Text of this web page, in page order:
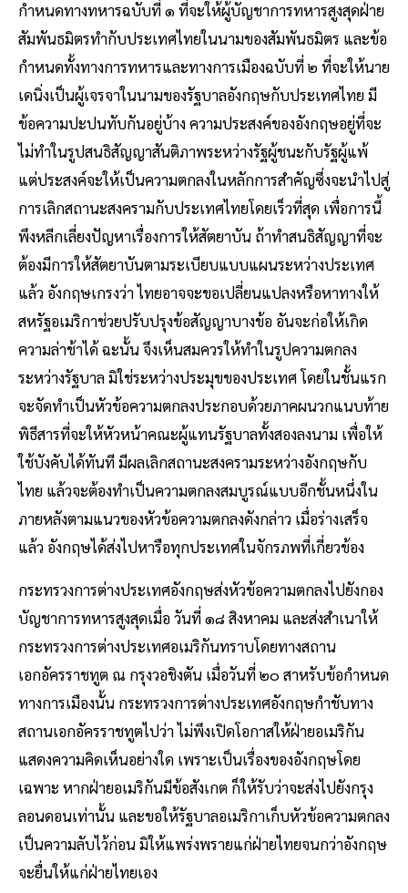
กำหนดทางทหารฉบับที่ ๑ ที่จะให้ผู้บัญชาการทหารสูงสุดฝ่าย
สัมพันธมิตรทำกับประเทศไทยในนามของสัมพันธมิตร และข้อ
กำหนดทั้งทางการทหารและทางการเมืองฉบับที่ ๒ ที่จะให้นาย
เดนิ่งเป็นผู้เจรจาในนามของรัฐบาลอังกฤษกับประเทศไทย มี
ข้อความปะปนทับกันอยู่บ้าง ความประสงค์ของอังกฤษอยู่ที่จะ
ไม่ทำในรูปสนธิสัญญาสันติภาพระหว่างรัฐผู้ชนะกับรัฐผู้แพ้
แต่ประสงค์จะให้เป็นความตกลงในหลักการสำคัญซึ่งจะนำไปสู่
การเลิกสถานะสงครามกับประเทศไทยโดยเร็วที่สุด เพื่อการนี้
พึงหลีกเลี่ยงปัญหาเรื่องการให้สัตยาบัน ถ้าทำสนธิสัญญาที่จะ
ต้องมีการให้สัตยาบันตามระเบียบแบบแผนระหว่างประเทศ
แล้ว อังกฤษเกรงว่า ไทยอาจจะขอเปลี่ยนแปลงหรือหาทางให้
สหรัฐอเมริกาช่วยปรับปรุงข้อสัญญาบางข้อ อันจะก่อให้เกิด
ความล่าช้าได้ ฉะนั้น จึงเห็นสมควรให้ทำในรูปความตกลง
ระหว่างรัฐบาล มิใช่ระหว่างประมุขของประเทศ โดยในชั้นแรก
จะจัดทำเป็นหัวข้อความตกลงประกอบด้วยภาคผนวกแนบท้าย
พิธีสารที่จะให้หัวหน้าคณะผู้แทนรัฐบาลทั้งสองลงนาม เพื่อให้
ใช้บังคับได้ทันที มีผลเลิกสถานะสงครามระหว่างอังกฤษกับ
ไทย แล้วจะต้องทำเป็นความตกลงสมบูรณ์แบบอีกชั้นหนึ่งใน
ภายหลังตามแนวของหัวข้อความตกลงดังกล่าว เมื่อร่างเสร็จ
แล้ว อังกฤษได้ส่งไปหารือทุกประเทศในจักรภพที่เกี่ยวข้อง
กระทรวงการต่างประเทศอังกฤษส่งหัวข้อความตกลงไปยังกอง
บัญชาการทหารสูงสุดเมื่อ วันที่ ๑๘ สิงหาคม และส่งสำเนาให้
กระทรวงการต่างประเทศอเมริกันทราบโดยทางสถาน
เอกอัครราชทูต ณ กรุงวอชิงตัน เมื่อวันที่ ๒๐ สาหรับข้อกำหนด
ทางการเมืองนั้น กระทรวงการต่างประเทศอังกฤษกำชับทาง
สถานเอกอัครราชทูตไปว่า ไม่พึงเปิดโอกาสให้ฝ่ายอเมริกัน
แสดงความคิดเห็นอย่างใด เพราะเป็นเรื่องของอังกฤษโดย
เฉพาะ หากฝ่ายอเมริกันมีข้อสังเกต ก็ให้รับว่าจะส่งไปยังกรุง
ลอนดอนเท่านั้น และขอให้รัฐบาลอเมริกาเก็บหัวข้อความตกลง
เป็นความลับไว้ก่อน มิให้แพร่งพรายแก่ฝ่ายไทยจนกว่าอังกฤษ
จะยื่นให้แก่ฝ่ายไทยเอง